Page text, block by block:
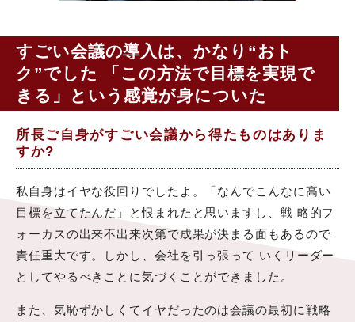
すごい会議の導入は、かなり“おト
ク”でした 「この方法で目標を実現で
きる」という感覚が身についた
所長ご自身がすごい会議から得たものはありま
すか?
私自身はイヤな役回りでしたよ。「なんでこんなに高い
目標を立てたんだ」と恨まれたと思いますし、戦 略的フ
ォーカスの出来不出来次第で成果が決まる面もあるので
責任重大です。しかし、会社を引っ張って いくリーダー
としてやるべきことに気づくことができました。
また、気恥ずかしくてイヤだったのは会議の最初に戦略